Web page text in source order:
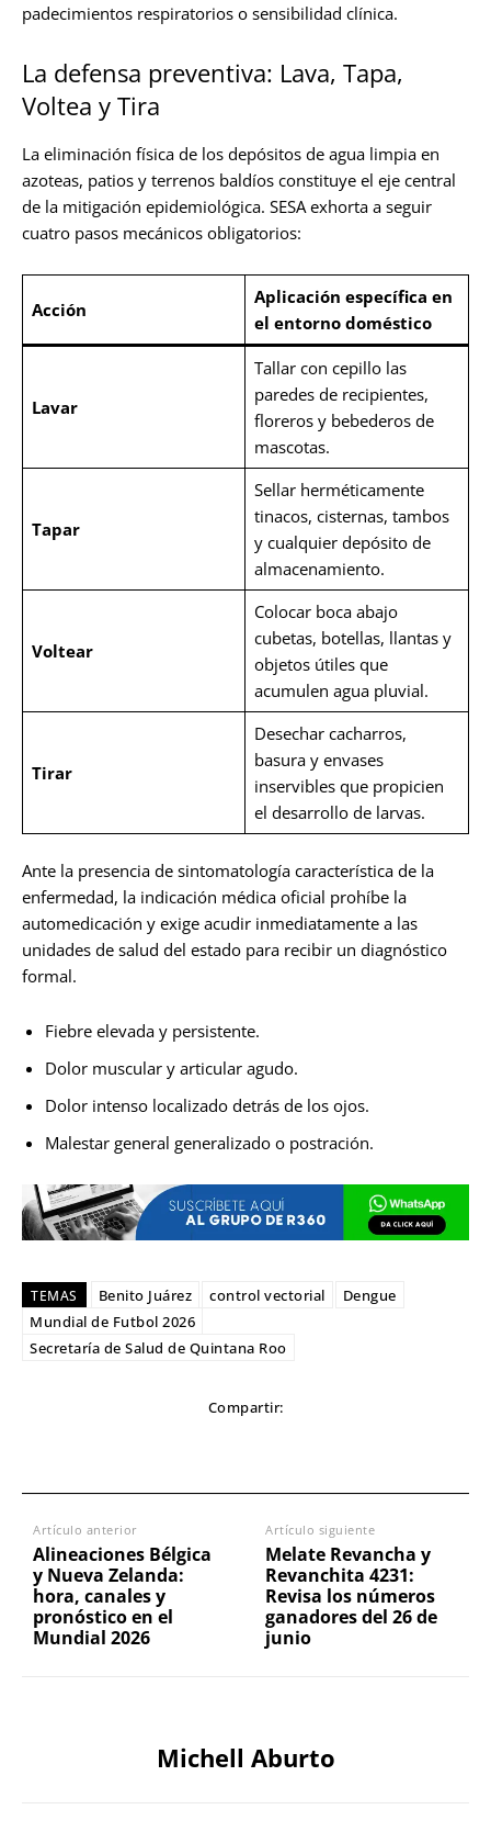
padecimientos respiratorios o sensibilidad clínica.
La defensa preventiva: Lava, Tapa,
Voltea y Tira
La eliminación física de los depósitos de agua limpia en
azoteas, patios y terrenos baldíos constituye el eje central
de la mitigación epidemiológica. SESA exhorta a seguir
cuatro pasos mecánicos obligatorios:
Acción
Aplicación específica en
el entorno doméstico
Lavar
Tallar con cepillo las
paredes de recipientes,
floreros y bebederos de
mascotas.
Tapar
Sellar herméticamente
tinacos, cisternas, tambos
y cualquier depósito de
almacenamiento.
Voltear
Colocar boca abajo
cubetas, botellas, llantas y
objetos útiles que
acumulen agua pluvial.
Tirar
Desechar cacharros,
basura y envases
inservibles que propicien
el desarrollo de larvas.
Ante la presencia de sintomatología característica de la
enfermedad, la indicación médica oficial prohíbe la
automedicación y exige acudir inmediatamente a las
unidades de salud del estado para recibir un diagnóstico
formal.
Fiebre elevada y persistente.
Dolor muscular y articular agudo.
Dolor intenso localizado detrás de los ojos.
Malestar general generalizado o postración.
TEMAS Benito Juárez control vectorial
Dengue
Mundial de Futbol 2026
Secretaría de Salud de Quintana Roo
Compartir:
Artículo anterior
Alineaciones Bélgica
y Nueva Zelanda:
hora, canales y
pronóstico en el
Mundial 2026
Artículo siguiente
Melate Revancha y
Revanchita 4231:
Revisa los números
ganadores del 26 de
junio
Michell Aburto